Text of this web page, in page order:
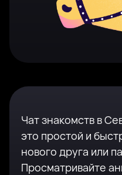
Чат знакомств в
это простой и
нового друга или
Просматривайте